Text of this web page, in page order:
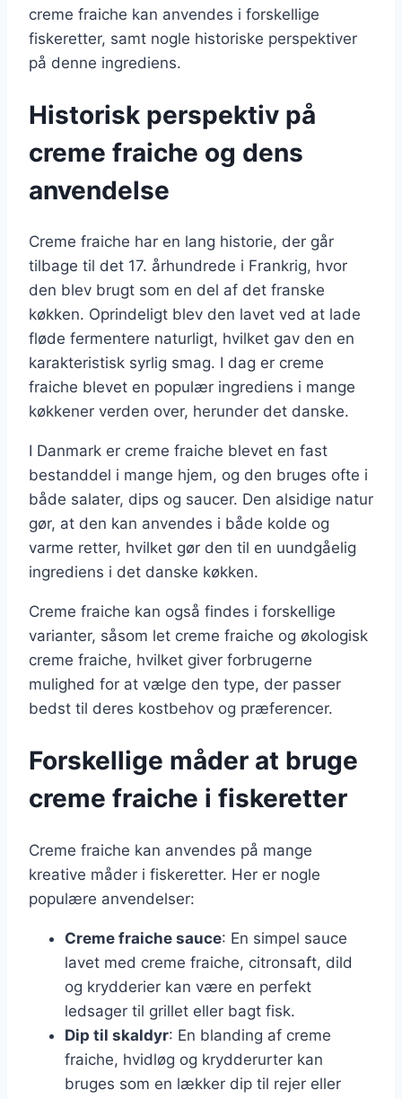
creme fraiche kan anvendes i forskellige
fiskeretter, samt nogle historiske perspektiver
på denne ingrediens.
Historisk perspektiv på
creme fraiche og dens
anvendelse
Creme fraiche har en lang historie, der går
tilbage til det 17. århundrede i Frankrig, hvor
den blev brugt som en del af det franske
køkken. Oprindeligt blev den lavet ved at lade
fløde fermentere naturligt, hvilket gav den en
karakteristisk syrlig smag. I dag er creme
fraiche blevet en populær ingrediens i mange
køkkener verden over, herunder det danske.
I Danmark er creme fraiche blevet en fast
bestanddel i mange hjem, og den bruges ofte i
både salater, dips og saucer. Den alsidige natur
gør, at den kan anvendes i både kolde og
varme retter, hvilket gør den til en uundgåelig
ingrediens i det danske køkken.
Creme fraiche kan også findes i forskellige
varianter, såsom let creme fraiche og økologisk
creme fraiche, hvilket giver forbrugerne
mulighed for at vælge den type, der passer
bedst til deres kostbehov og præferencer.
Forskellige måder at bruge
creme fraiche i fiskeretter
Creme fraiche kan anvendes på mange
kreative måder i fiskeretter. Her er nogle
populære anvendelser:
Creme fraiche sauce: En simpel sauce
lavet med creme fraiche, citronsaft, dild
og krydderier kan være en perfekt
ledsager til grillet eller bagt fisk.
Dip til skaldyr: En blanding af creme
fraiche, hvidløg og krydderurter kan
bruges som en lækker dip til rejer eller